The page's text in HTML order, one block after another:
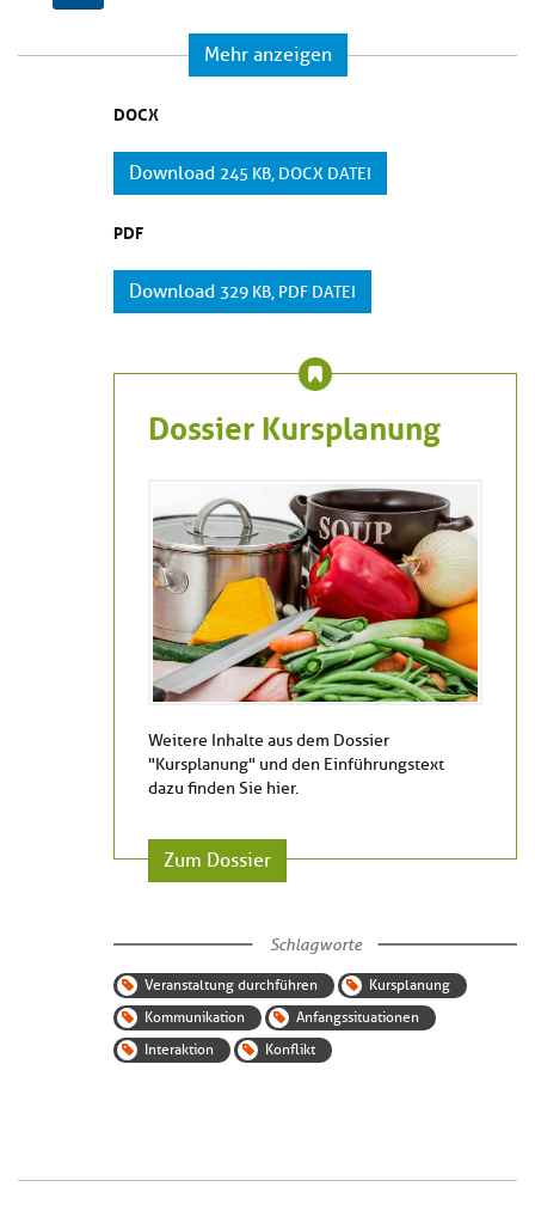
Mehr anzeigen
DOCX
Download 245 KB, DOCX DATEI
PDF
Download 329 KB, PDF DATEI
Dossier Kursplanung
Weitere Inhalte aus dem Dossier
"Kursplanung" und den Einführungstext
dazu finden Sie hier.
Zum Dossier
Schlagworte
Veranstaltung durchführen
Kursplanung
Kommunikation
Anfangssituationen
Interaktion
Konflikt